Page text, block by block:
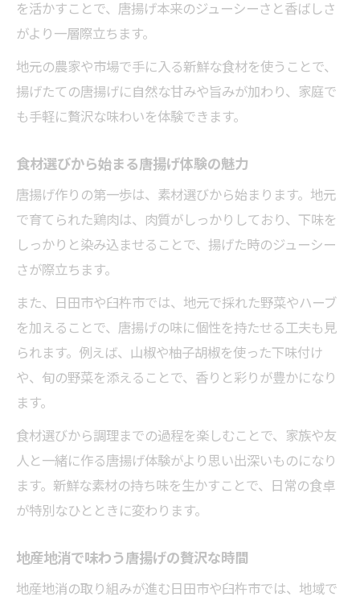
を活かすことで、唐揚げ本来のジューシーさと香ばしさ
がより一層際立ちます。
地元の農家や市場で手に入る新鮮な食材を使うことで、
揚げたての唐揚げに自然な甘みや旨みが加わり、家庭で
も手軽に贅沢な味わいを体験できます。
食材選びから始まる唐揚げ体験の魅力
唐揚げ作りの第一歩は、素材選びから始まります。地元
で育てられた鶏肉は、肉質がしっかりしており、下味を
しっかりと染み込ませることで、揚げた時のジューシー
さが際立ちます。
また、日田市や臼杵市では、地元で採れた野菜やハーブ
を加えることで、唐揚げの味に個性を持たせる工夫も見
られます。例えば、山椒や柚子胡椒を使った下味付け
や、旬の野菜を添えることで、香りと彩りが豊かになり
ます。
食材選びから調理までの過程を楽しむことで、家族や友
人と一緒に作る唐揚げ体験がより思い出深いものになり
ます。新鮮な素材の持ち味を生かすことで、日常の食卓
が特別なひとときに変わります。
地産地消で味わう唐揚げの贅沢な時間
地産地消の取り組みが進む日田市や臼杵市では、地域で